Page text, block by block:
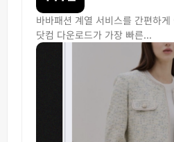
바바패션 계열 서비스를 간편하
닷컴 다운로드가 가장 빠른...